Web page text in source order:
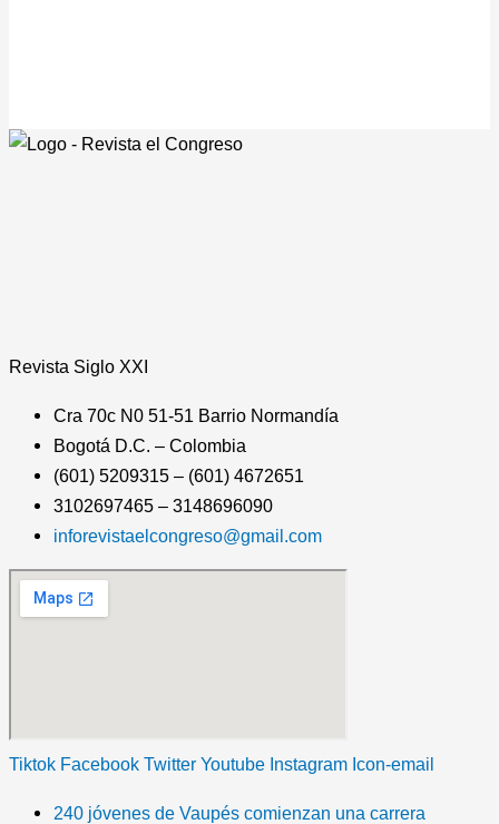
Revista Siglo XXI
Cra 70c N0 51-51 Barrio Normandía
Bogotá D.C. – Colombia
(601) 5209315 – (601) 4672651
3102697465 – 3148696090
inforevistaelcongreso@gmail.com
Tiktok Facebook Twitter Youtube Instagram Icon-email
240 jóvenes de Vaupés comienzan una carrera